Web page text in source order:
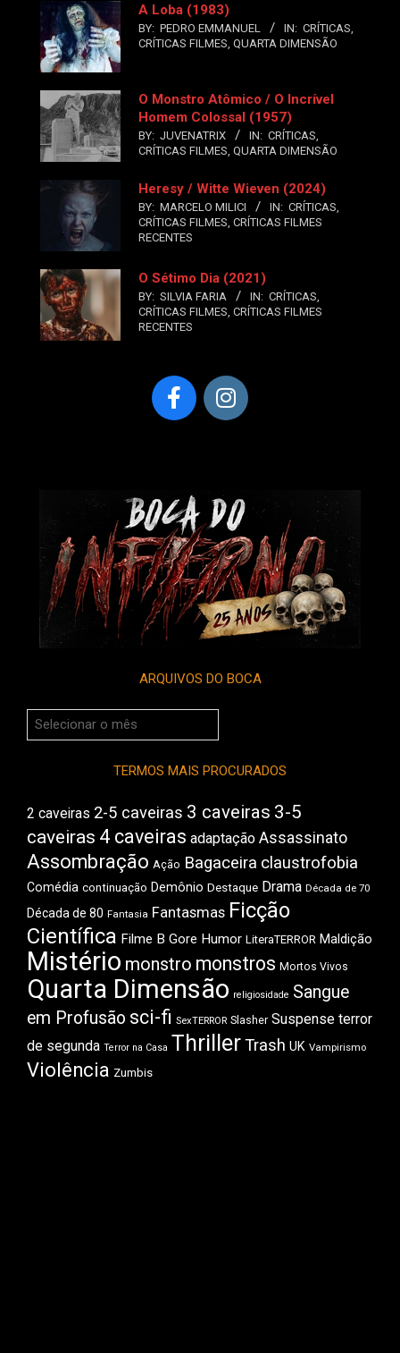
A Loba (1983)
BY: PEDRO EMMANUEL IN: CRÍTICAS
CRÍTICAS FILMES QUARTA DIMENSÃO
O Monstro Atômico / O Incrível
Homem Colossal (1957)
BY: JUVENATRIX IN: CRÍTICAS
CRÍTICAS FILMES QUARTA DIMENSÃO
Heresy / Witte Wieven (2024)
BY: MARCELO MILICI IN: CRÍTICAS
CRÍTICAS FILMES CRÍTICAS FILMES
RECENTES
O Sétimo Dia (2021)
BY: SILVIA FARIA IN: CRÍTICAS
CRÍTICAS FILMES CRÍTICAS FILMES
RECENTES
ARQUIVOS DO BOCA
Arquivos
do
TERMOS MAIS PROCURADOS
2 caveiras 2-5 caveiras 3 caveiras 3-5
caveiras 4 caveiras adaptação Assassinato
Assombração Ação Bagaceira claustrofobia
Comédia continuação Demônio Destaque Drama Década de 70
Década de 80 Fantasia Fantasmas Ficção
Científica Filme B Gore Humor LiteraTERROR Maldição
Mistério monstro monstros Mortos Vivos
Quarta Dimensão religiosidade Sangue
em Profusão sci-fi SexTERROR Slasher Suspense terror
de segunda Terror na Casa ThrillerTrash UK Vampirismo
Violência Zumbis